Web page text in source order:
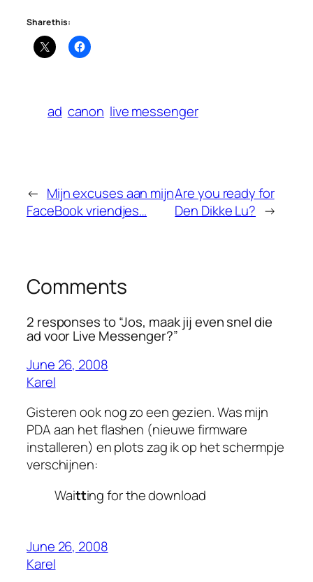
Share this:
ad canon live messenger
← Mijn excuses aan mijn
FaceBook vriendjes…
Are you ready for
Den Dikke Lu? →
Comments
2 responses to “Jos, maak jij even snel die
ad voor Live Messenger?”
June 26, 2008
Karel
Gisteren ook nog zo een gezien. Was mijn
PDA aan het flashen (nieuwe firmware
installeren) en plots zag ik op het schermpje
verschijnen:
Waitting for the download
June 26, 2008
Karel